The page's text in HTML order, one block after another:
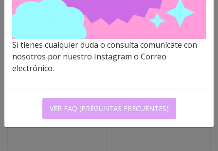
CHIIKAWA - STICKERS
HOLOGRÁFICOS
$2.000 CLP
VER OPCIONES
STICKER GEMAS -
MARIPOSAA Y BOWS
$2.200 CLP
VER OPCIONES
Si tienes cualquier duda o consulta comunícate con
nosotros por nuestro Instagram o Correo
electrónico.
VER FAQ (PREGUNTAS FRECUENTES)